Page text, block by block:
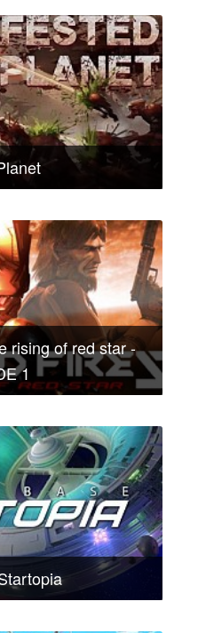
rising of red star -
1